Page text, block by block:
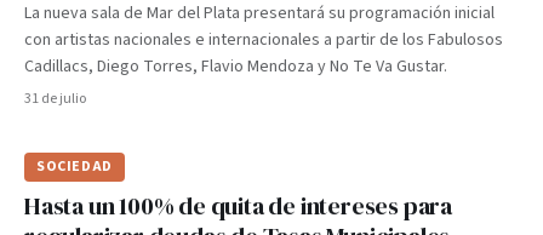
La nueva sala de Mar del Plata presentará su programación inicial
con artistas nacionales e internacionales a partir de los Fabulosos
Cadillacs, Diego Torres, Flavio Mendoza y No Te Va Gustar.
31 de julio
SOCIEDAD
Hasta un 100% de quita de intereses para